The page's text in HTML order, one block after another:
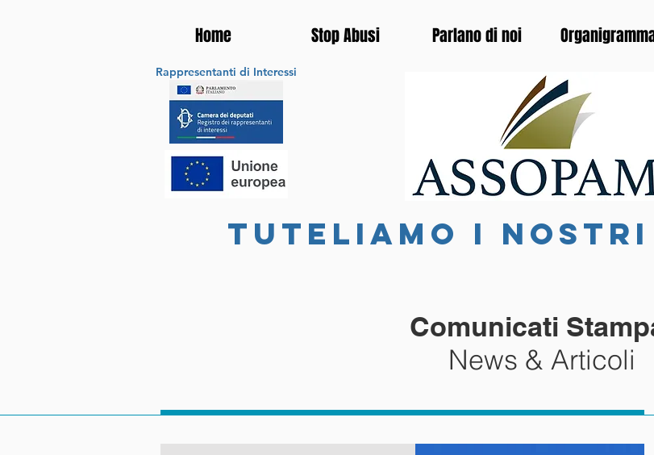
Home Stop Abusi Parlano di noi
Rappresentanti di Interessi
tuteliamo i
Comunicati
News & Articoli